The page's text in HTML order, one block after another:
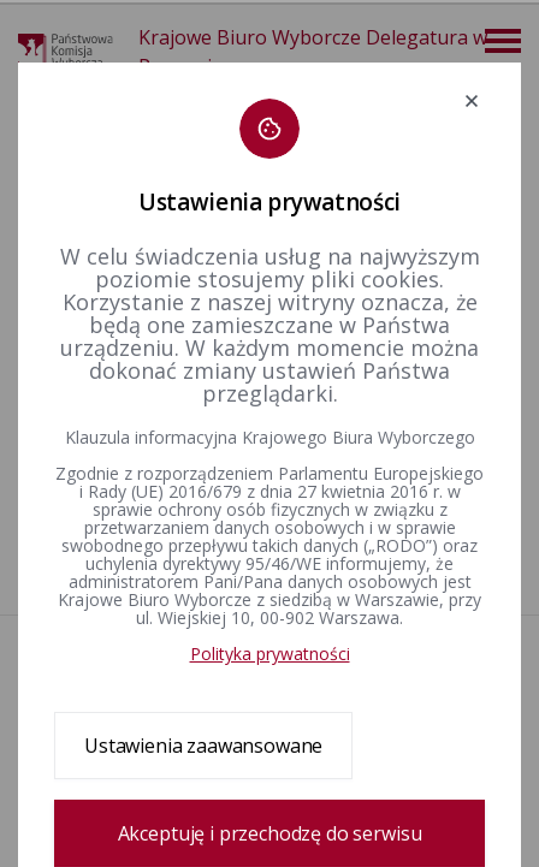
Krajowe Biuro Wyborcze Delegatura w
Poznaniu
Wybory do Parlamentu Europejskiego Wybory do Parlamentu Europejskiego w 2009&nbsp;r. Kandydaci na posłów
Obwieszczenie OKW w Poznaniu o okręgowych listach
zarejestrowanych w okręgu wyborczym nr 7
1
Aktualności
Wyjaśnienia, stanowiska, komunikaty
Postanowienia
Okręgi wyborcze i obwody głosowania
Ustawienia prywatności
W celu świadczenia usług na najwyższym
poziomie stosujemy pliki cookies.
Korzystanie z naszej witryny oznacza, że
będą one zamieszczane w Państwa
urządzeniu. W każdym momencie można
dokonać zmiany ustawień Państwa
przeglądarki.
Klauzula informacyjna Krajowego Biura Wyborczego
Zgodnie z rozporządzeniem Parlamentu Europejskiego
i Rady (UE) 2016/679 z dnia 27 kwietnia 2016 r. w
sprawie ochrony osób fizycznych w związku z
przetwarzaniem danych osobowych i w sprawie
swobodnego przepływu takich danych („RODO”) oraz
uchylenia dyrektywy 95/46/WE informujemy, że
administratorem Pani/Pana danych osobowych jest
Krajowe Biuro Wyborcze z siedzibą w Warszawie, przy
ul. Wiejskiej 10, 00-902 Warszawa.
Polityka prywatności
Ustawienia zaawansowane
Akceptuję i przechodzę do serwisu